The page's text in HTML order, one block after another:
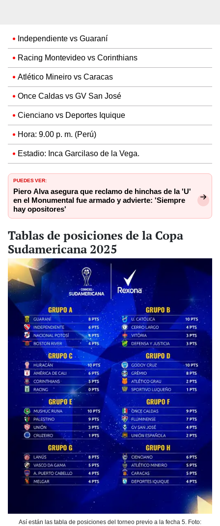
Independiente vs Guaraní
Racing Montevideo vs Corinthians
Atlético Mineiro vs Caracas
Once Caldas vs GV San José
Cienciano vs Deportes Iquique
Hora: 9.00 p. m. (Perú)
Estadio: Inca Garcilaso de la Vega.
PUEDES VER:
Piero Alva asegura que reclamo de hinchas de la 'U'
en el Monumental fue armado y advierte: 'Siempre
hay opositores'
Tablas de posiciones de la Copa
Sudamericana 2025
Así están las tabla de posiciones del torneo previo a la fecha 5. Foto: